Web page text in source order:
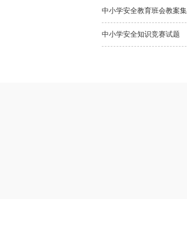
中小学安全教育班会教案集
中小学安全知识竞赛试题